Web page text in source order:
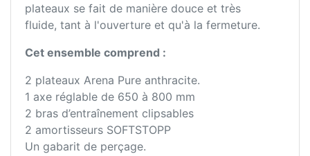
plateaux se fait de manière douce et très
fluide, tant à l'ouverture et qu'à la fermeture.
Cet ensemble comprend :
2 plateaux Arena Pure anthracite.
1 axe réglable de 650 à 800 mm
2 bras d’entraînement clipsables
2 amortisseurs SOFTSTOPP
Un gabarit de perçage.